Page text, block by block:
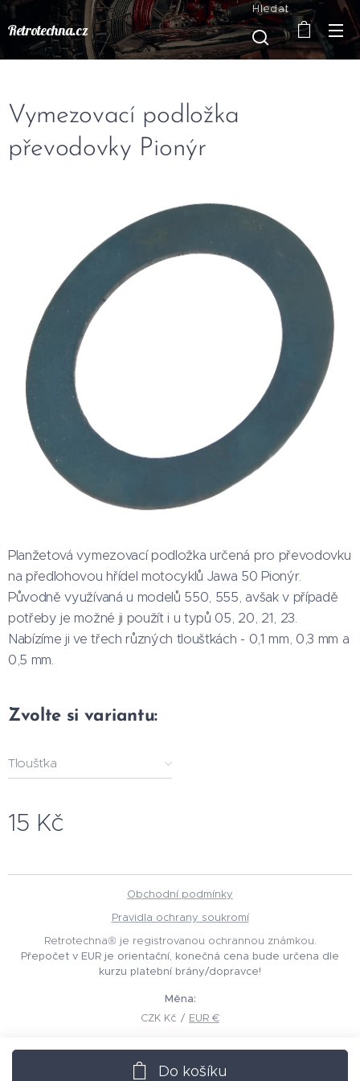
Retrotechna.cz
Hledat
Vymezovací podložka
převodovky Pionýr
Planžetová vymezovací podložka určená pro převodovku
na předlohovou hřídel motocyklů Jawa 50 Pionýr.
Původně využívaná u modelů 550, 555, avšak v případě
potřeby je možné ji použít i u typů 05, 20, 21, 23.
Nabízíme ji ve třech různých tloušťkách - 0,1 mm, 0,3 mm a
0,5 mm.
Zvolte si variantu:
Tloušťka
15 Kč
Do košíku
Obchodní podmínky
Pravidla ochrany soukromí
Retrotechna® je registrovanou ochrannou známkou.
Přepočet v EUR je orientační, konečná cena bude určena dle
kurzu platební brány/dopravce!
Měna
CZK Kč
EUR €